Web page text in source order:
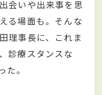
会いや出来事を思
る場面も。そんな
理事長に、これま
診療スタンスな
。